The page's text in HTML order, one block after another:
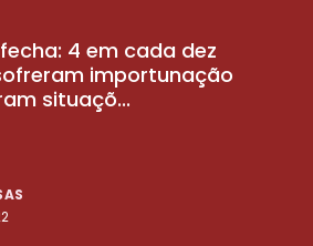
4 em cada dez
importunação
situaçõ...